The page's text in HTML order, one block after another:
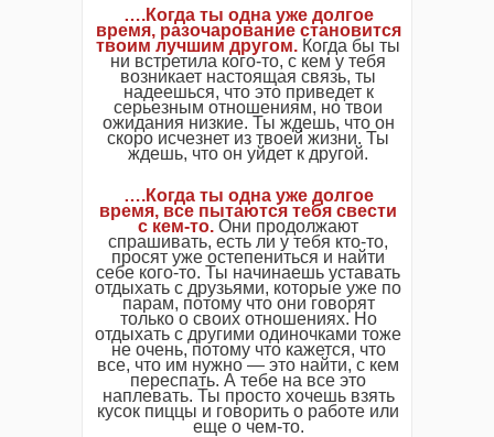
….Когда ты одна уже долгое
время, разочарование становится
твоим лучшим другом. Когда бы ты
ни встретила кого-то, с кем у тебя
возникает настоящая связь, ты
надеешься, что это приведет к
серьезным отношениям, но твои
ожидания низкие. Ты ждешь, что он
скоро исчезнет из твоей жизни. Ты
ждешь, что он уйдет к другой.
….Когда ты одна уже долгое
время, все пытаются тебя свести
с кем-то. Они продолжают
спрашивать, есть ли у тебя кто-то,
просят уже остепениться и найти
себе кого-то. Ты начинаешь уставать
отдыхать с друзьями, которые уже по
парам, потому что они говорят
только о своих отношениях. Но
отдыхать с другими одиночками тоже
не очень, потому что кажется, что
все, что им нужно — это найти, с кем
переспать. А тебе на все это
наплевать. Ты просто хочешь взять
кусок пиццы и говорить о работе или
еще о чем-то.